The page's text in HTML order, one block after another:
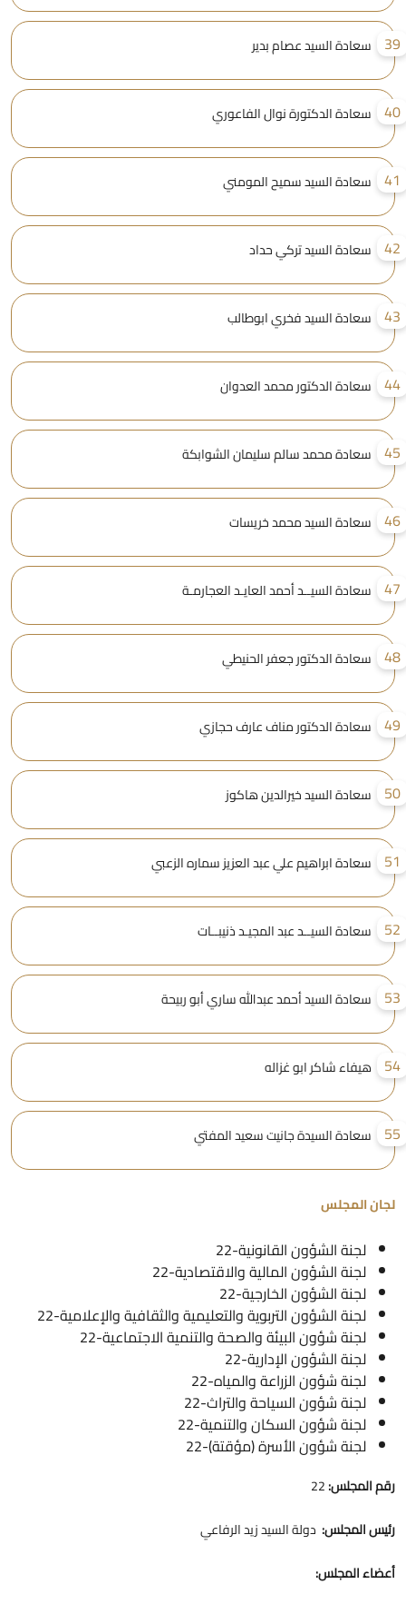
سعادة السيد عصام بدير
سعادة الدكتورة نوال الفاعوري
سعادة السيد سميح المومني
سعادة السيد تركي حداد
سعادة السيد فخري ابوطالب
سعادة الدكتور محمد العدوان
سعادة محمد سالم سليمان الشوابكة
سعادة السيد محمد خريسات
سعادة السيــد أحمد العايـد العجارمـة
سعادة الدكتور جعفر الحنيطي
سعادة الدكتور مناف عارف حجازي
سعادة السيد خيرالدين هاكوز
سعادة ابراهيم علي عبد العزيز سماره الزعبي
سعادة السيــد عبد المجيـد ذنيبــات
سعادة السيد أحمد عبدالله ساري أبو ربيحة
هيفاء شاكر ابو غزاله
سعادة السيدة جانيت سعيد المفتي
لجان المجلس
لجنة الشؤون القانونية-22
لجنة الشؤون المالية والاقتصادية-22
لجنة الشؤون الخارجية-22
لجنة الشؤون التربوية والتعليمية والثقافية والإعلامية-22
لجنة شؤون البيئة والصحة والتنمية الاجتماعية-22
لجنة الشؤون الإدارية-22
لجنة شؤون الزراعة والمياه-22
لجنة شؤون السياحة والتراث-22
لجنة شؤون السكان والتنمية-22
لجنة شؤون الأسرة (مؤقتة)-22
رقم المجلس:22
رئيس المجلس:دولة السيد زيد الرفاعي
أعضاء المجلس: